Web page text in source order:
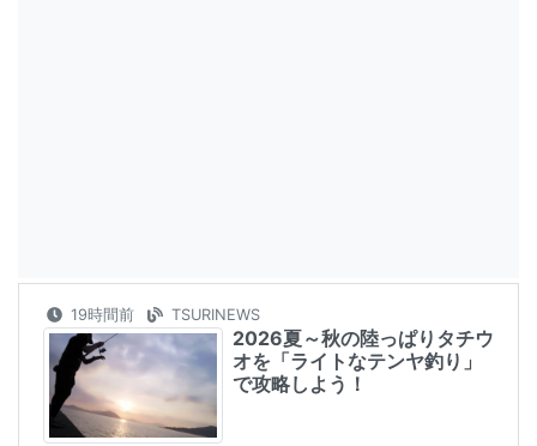
19時間前 TSURINEWS
2026夏～秋の陸っぱりタチウ
オを「ライトなテンヤ釣り」
で攻略しよう！